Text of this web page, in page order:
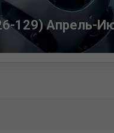
129) Апрель-